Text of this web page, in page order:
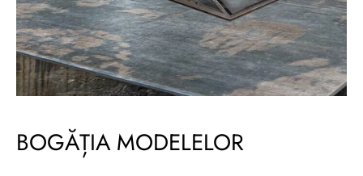
BOGĂȚIA MODELELOR